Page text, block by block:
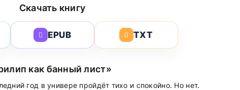
Скачать книгу
EPUB TXT
как банный лист»
год в универе пройдёт тихо и спокойно. Но нет.